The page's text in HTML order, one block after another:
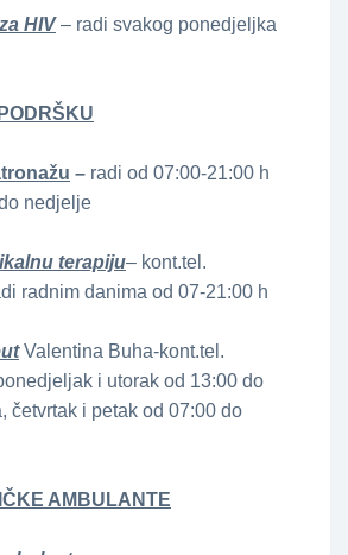
HIV– radi svakog ponedjeljka
– radi od 07:00-21:00 h
nedjelje
terapiju– kont.tel.
radnim danima od 07-21:00 h
Valentina Buha-kont.tel.
i utorak od 13:00 do
četvrtak i petak od 07:00 do
AMBULANTE